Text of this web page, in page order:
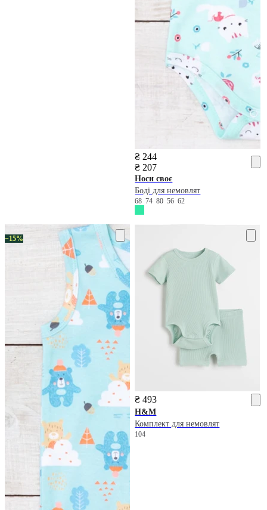
₴ 244
₴ 207
Носи своє
Боді для немовлят
6874805662
−15%
₴ 493
H&M
Комплект для немовлят
104